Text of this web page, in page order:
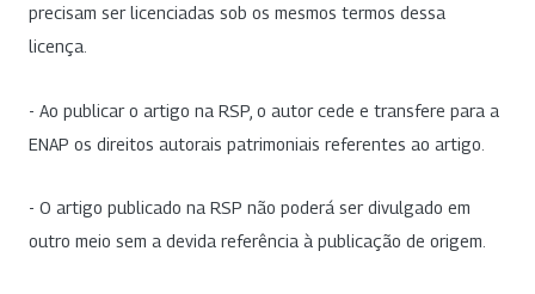
precisam ser licenciadas sob os mesmos termos dessa
licença.
- Ao publicar o artigo na RSP, o autor cede e transfere para a
ENAP os direitos autorais patrimoniais referentes ao artigo.
- O artigo publicado na RSP não poderá ser divulgado em
outro meio sem a devida referência à publicação de origem.